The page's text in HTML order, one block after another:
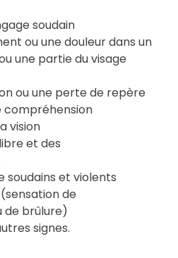
soudain
ou une douleur dans un
une partie du visage
ou une perte de repère
compréhension
vision
et des
soudains et violents
de
de brûlure)
signes.